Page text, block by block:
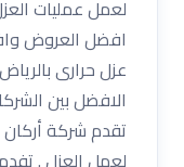
لعمل عمليات
افضل العروض
عزل حرارى
الافضل بين
تقدم شركة